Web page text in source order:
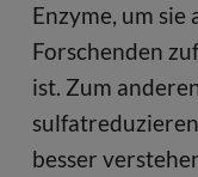
Enzyme, um
Forschenden
ist. Zum
besser